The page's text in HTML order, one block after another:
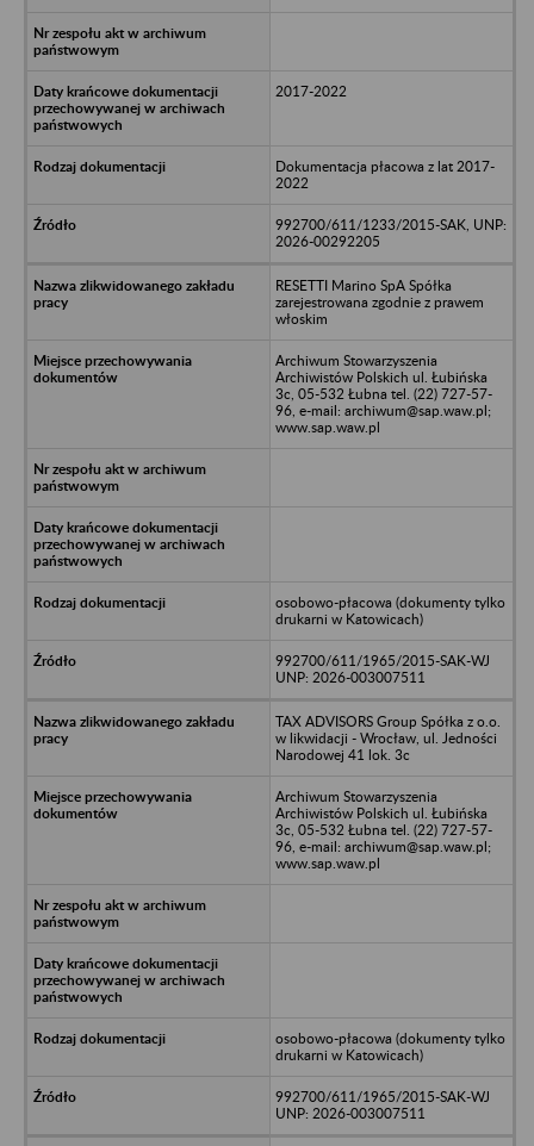
2017-2022
Dokumentacja płacowa z lat 2017-
2022
992700/611/1233/2015-SAK, UNP:
2026-00292205
RESETTI Marino SpA Spółka
zarejestrowana zgodnie z prawem
włoskim
Archiwum Stowarzyszenia
Archiwistów Polskich ul. Łubińska
3c, 05-532 Łubna tel. (22) 727-57-
96, e-mail: archiwum@sap.waw.pl;
www.sap.waw.pl
osobowo-płacowa (dokumenty tylko
drukarni w Katowicach)
992700/611/1965/2015-SAK-WJ
UNP: 2026-003007511
TAX ADVISORS Group Spółka z o.o.
w likwidacji - Wrocław, ul. Jedności
Narodowej 41 lok. 3c
Archiwum Stowarzyszenia
Archiwistów Polskich ul. Łubińska
3c, 05-532 Łubna tel. (22) 727-57-
96, e-mail: archiwum@sap.waw.pl;
www.sap.waw.pl
osobowo-płacowa (dokumenty tylko
drukarni w Katowicach)
992700/611/1965/2015-SAK-WJ
UNP: 2026-003007511